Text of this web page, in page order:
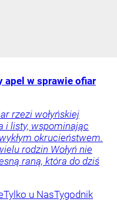
apel w sprawie ofiar
rzezi wołyńskiej
i listy, wspominając
okrucieństwem.
rodzin Wołyń nie
raną, która do dziś
Tylko u NasTygodnik